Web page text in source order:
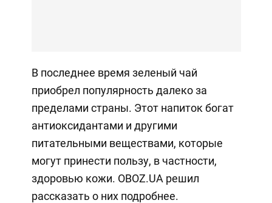
В последнее время зеленый чай
приобрел популярность далеко за
пределами страны. Этот напиток богат
антиоксидантами и другими
питательными веществами, которые
могут принести пользу, в частности,
здоровью кожи. OBOZ.UA решил
рассказать о них подробнее.